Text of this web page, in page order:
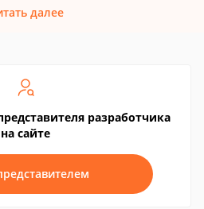
далее
разработчика
на сайте